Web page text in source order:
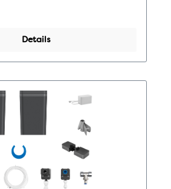
Details